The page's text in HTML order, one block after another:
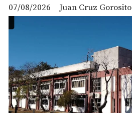
Juan Cruz Gorosito
07/08/2026